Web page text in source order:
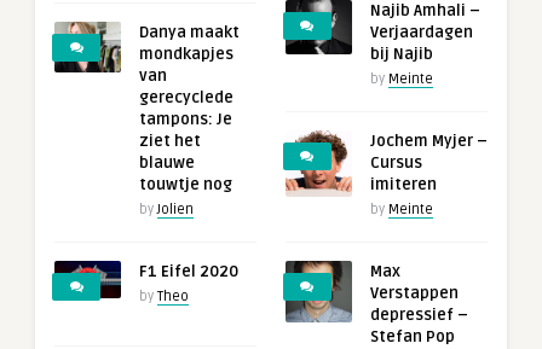
Danya maakt
mondkapjes
van
gerecyclede
tampons: Je
ziet het
blauwe
touwtje nog
byJolien
F1 Eifel 2020
by Theo
Najib Amhali –
Verjaardagen
bij Najib
by Meinte
Jochem Myjer –
Cursus
imiteren
by Meinte
Max
Verstappen
depressief –
Stefan Pop